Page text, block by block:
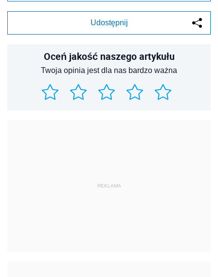
Udostępnij
Oceń jakość naszego artykułu
Twoja opinia jest dla nas bardzo ważna
REKLAMA